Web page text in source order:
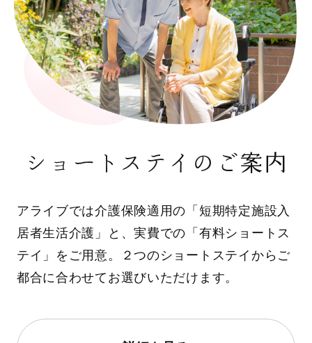
ショートステイのご案内
アライブでは介護保険適用の「短期特定施設入
居者生活介護」と、実費での「有料ショートス
テイ」をご用意。２つのショートステイからご
都合に合わせてお選びいただけます。